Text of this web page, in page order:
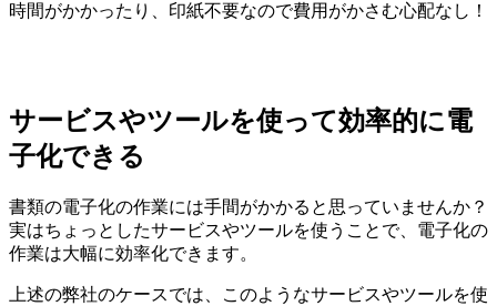
時間がかかったり、印紙不要なので費用がかさむ心配なし！
サービスやツールを使って効率的に電
子化できる
書類の電子化の作業には手間がかかると思っていませんか？
実はちょっとしたサービスやツールを使うことで、電子化の
作業は大幅に効率化できます。
上述の弊社のケースでは、このようなサービスやツールを使